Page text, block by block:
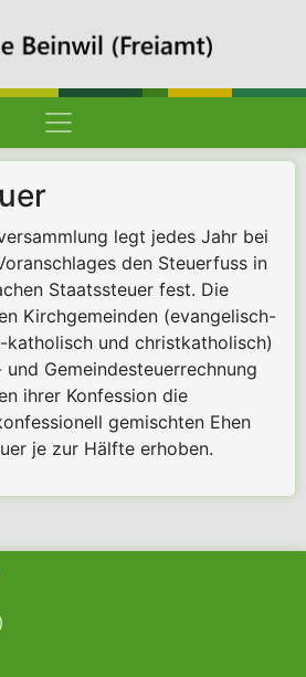
Verwaltung
Kirchensteuer
legt jedes Jahr bei
den Steuerfuss in
Staatssteuer fest. Die
Kirchgemeinden (evangelisch-
und christkatholisch)
Gemeindesteuerrechnung
ihrer Konfession die
gemischten Ehen
je zur Hälfte erhoben.